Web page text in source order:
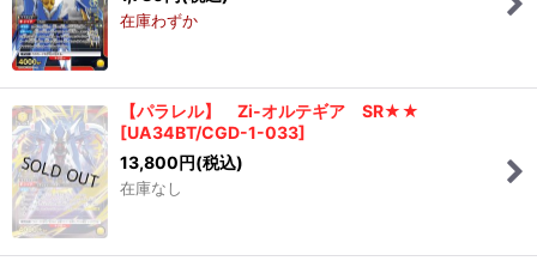
在庫わずか
【パラレル】 Zi-オルテギア SR★★
[UA34BT/CGD-1-033]
13,800円(税込)
在庫なし